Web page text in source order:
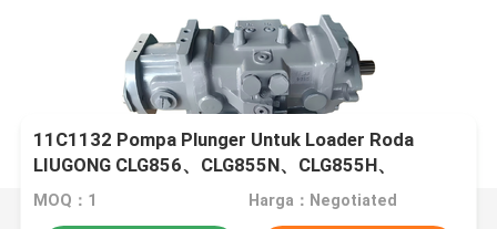
11C1132 Pompa Plunger Untuk Loader Roda
LIUGONG CLG856、CLG855N、CLG855H、
ZL50CN、ZL50C、CLG862H、CLG860H、
MOQ：1 Harga：Negotiated